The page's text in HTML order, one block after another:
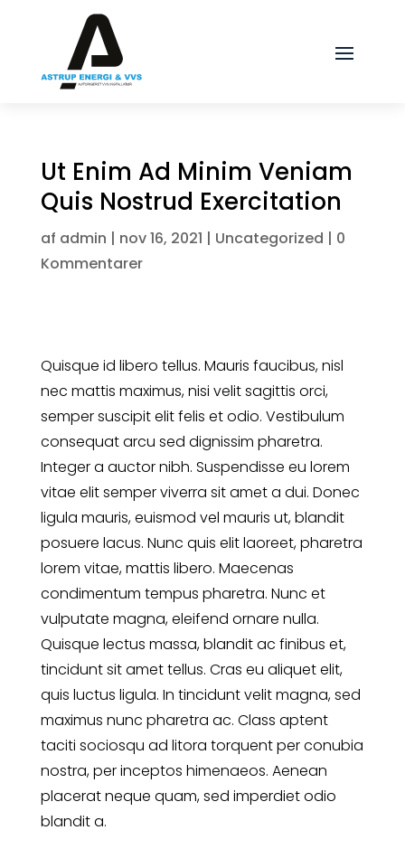
Ut Enim Ad Minim Veniam
Quis Nostrud Exercitation
af admin | nov 16, 2021 | Uncategorized | 0
Kommentarer
Quisque id libero tellus. Mauris faucibus, nisl
nec mattis maximus, nisi velit sagittis orci,
semper suscipit elit felis et odio. Vestibulum
consequat arcu sed dignissim pharetra.
Integer a auctor nibh. Suspendisse eu lorem
vitae elit semper viverra sit amet a dui. Donec
ligula mauris, euismod vel mauris ut, blandit
posuere lacus. Nunc quis elit laoreet, pharetra
lorem vitae, mattis libero. Maecenas
condimentum tempus pharetra. Nunc et
vulputate magna, eleifend ornare nulla.
Quisque lectus massa, blandit ac finibus et,
tincidunt sit amet tellus. Cras eu aliquet elit,
quis luctus ligula. In tincidunt velit magna, sed
maximus nunc pharetra ac. Class aptent
taciti sociosqu ad litora torquent per conubia
nostra, per inceptos himenaeos. Aenean
placerat neque quam, sed imperdiet odio
blandit a.